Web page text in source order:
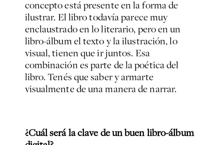
concepto está presente en la forma de
ilustrar. El libro todavía parece muy
enclaustrado en lo literario, pero en un
libro-álbum el texto y la ilustración, lo
visual, tienen que ir juntos. Esa
combinación es parte de la poética del
libro. Tenés que saber y armarte
visualmente de una manera de narrar.
¿Cuál será la clave de un buen libro-álbum